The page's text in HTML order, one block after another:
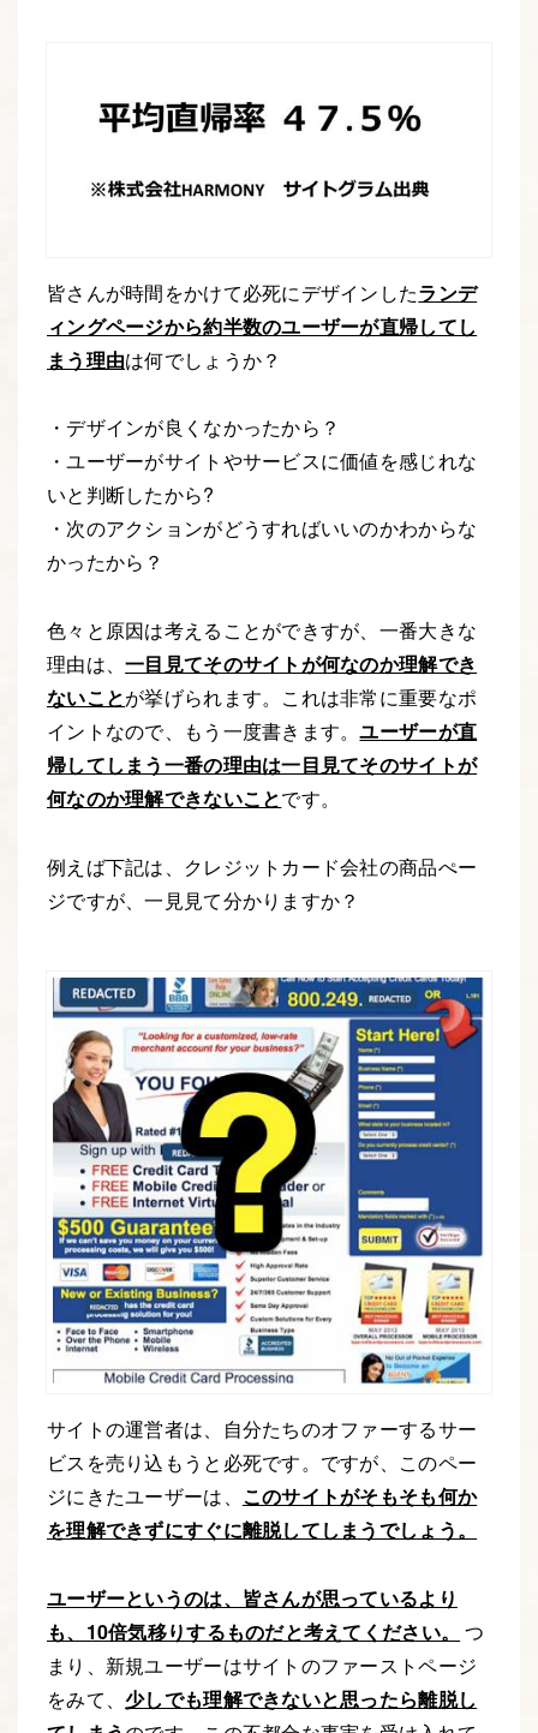
皆さんが時間をかけて必死にデザインしたランデ
ィングページから約半数のユーザーが直帰してし
まう理由は何でしょうか？
・デザインが良くなかったから？
・ユーザーがサイトやサービスに価値を感じれな
いと判断したから?
・次のアクションがどうすればいいのかわからな
かったから？
色々と原因は考えることができすが、一番大きな
理由は、一目見てそのサイトが何なのか理解でき
ないことが挙げられます。これは非常に重要なポ
イントなので、もう一度書きます。ユーザーが直
帰してしまう一番の理由は一目見てそのサイトが
何なのか理解できないことです。
例えば下記は、クレジットカード会社の商品ぺー
ジですが、一見見て分かりますか？
サイトの運営者は、自分たちのオファーするサー
ビスを売り込もうと必死です。ですが、このペー
ジにきたユーザーは、 このサイトがそもそも何か
を理解できずにすぐに離脱してしまうでしょう。
ユーザーというのは、皆さんが思っているより
も、10倍気移りするものだと考えてください。
つ
まり、新規ユーザーはサイトのファーストページ
をみて、少しでも理解できないと思ったら離脱し